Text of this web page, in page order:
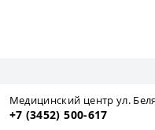
Медицинский центр ул.
+7 (3452) 500-617